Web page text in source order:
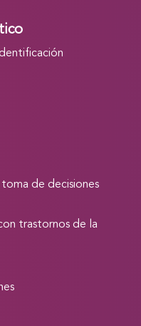
de decisiones
trastornos de la